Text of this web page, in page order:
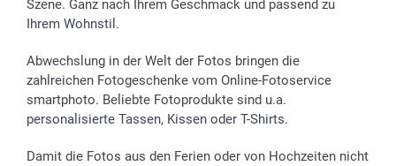
Szene. Ganz nach Ihrem Geschmack und passend zu
Ihrem Wohnstil.
Abwechslung in der Welt der Fotos bringen die
zahlreichen Fotogeschenke vom Online-Fotoservice
smartphoto. Beliebte Fotoprodukte sind u.a.
personalisierte Tassen, Kissen oder T-Shirts.
Damit die Fotos aus den Ferien oder von Hochzeiten nicht